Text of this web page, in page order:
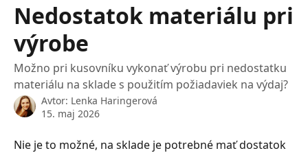
Nedostatok materiálu pri
výrobe
Možno pri kusovníku vykonať výrobu pri nedostatku
materiálu na sklade s použitím požiadaviek na výdaj?
Avtor: Lenka Haringerová
15. maj 2026
Nie je to možné, na sklade je potrebné mať dostatok